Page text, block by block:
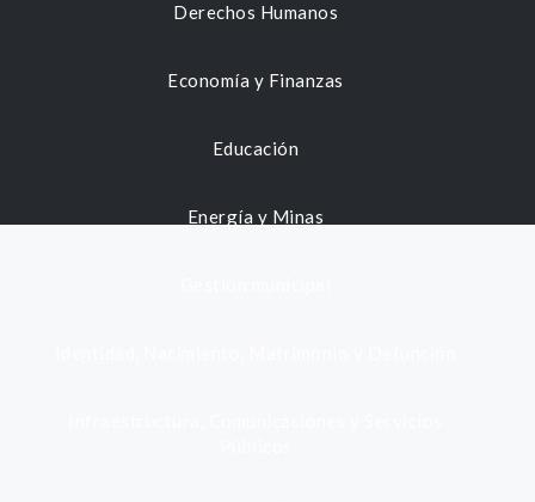
Derechos Humanos
Economía y Finanzas
Educación
Energía y Minas